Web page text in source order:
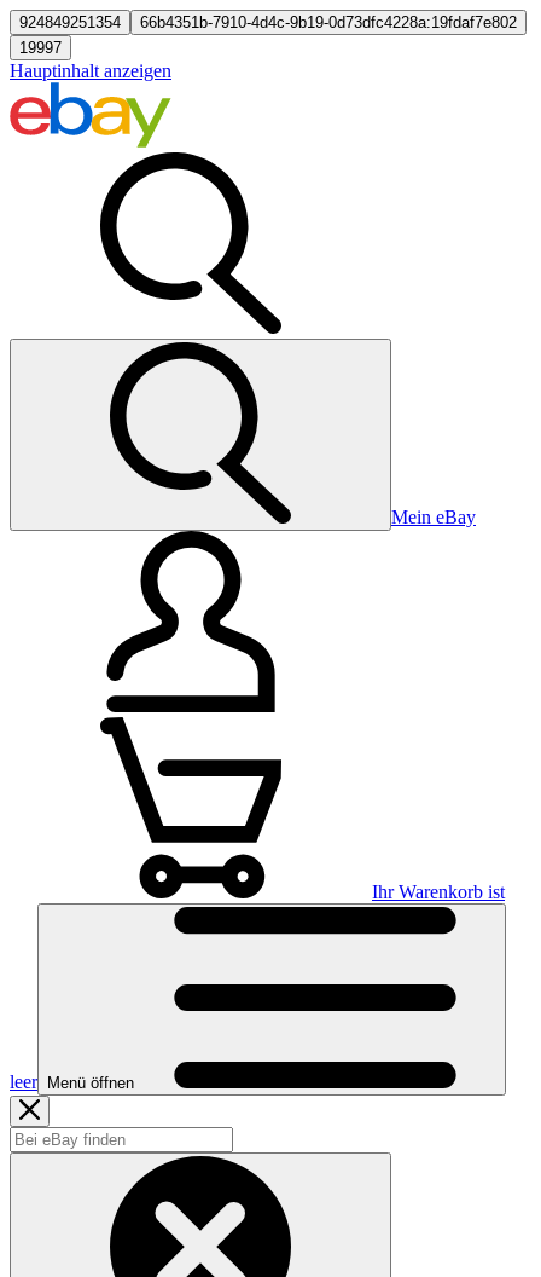
924849251354
66b4351b-7910-4d4c-9b19-0d73dfc4228a:19fdaf7e802
19997
Hauptinhalt anzeigen
Mein eBay
Ihr Warenkorb ist
leer Menü öffnen